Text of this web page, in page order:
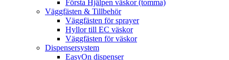
Första Hjälpen väskor (tomma)
Väggfästen & Tillbehör
Väggfästen för sprayer
Hyllor till EC väskor
Väggfästen för väskor
Dispensersystem
EasyOn dispenser